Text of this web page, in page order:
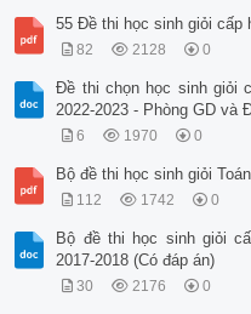
55 Đề thi học sinh giỏi cấp
82 2128 0
Đề thi chọn học sinh giỏi
2022-2023 - Phòng GD và
6 1970 0
Bộ đề thi học sinh giỏi
112 1742 0
Bộ đề thi học sinh giỏi
2017-2018 (Có đáp án)
30 2176 0